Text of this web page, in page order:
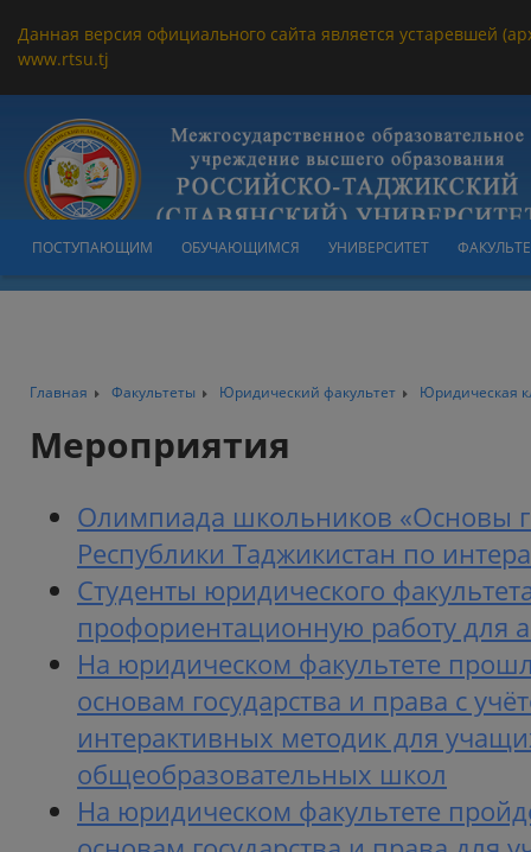
Данная версия официального сайта является устаревшей
www.rtsu.tj
ПОСТУПАЮЩИМ ОБУЧАЮЩИМСЯ УНИВЕРСИТЕТ
Главная Факультеты Юридический факультет Юридическая
Мероприятия
Олимпиада школьников «Основы
Республики Таджикистан по
Студенты юридического
профориентационную работу для
На юридическом факультете
основам государства и права с
интерактивных методик для
общеобразовательных школ
На юридическом факультете